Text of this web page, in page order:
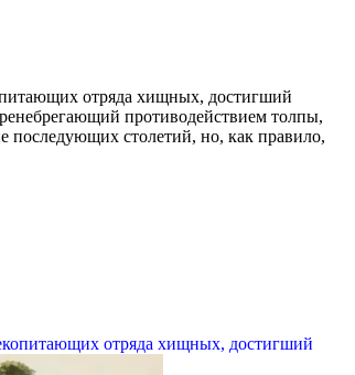
отряда хищных, достигший
противодействием толпы,
последующих столетий, но, как правило,
отряда хищных, достигший